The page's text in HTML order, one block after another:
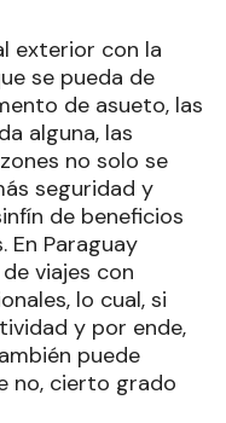
exterior con la
se pueda de
de asueto, las
alguna, las
no solo se
seguridad y
de beneficios
En Paraguay
viajes con
lo cual, si
y por ende,
puede
no, cierto grado